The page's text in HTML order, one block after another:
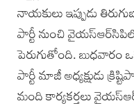
నాయకులు ఇప్పుడు
పార్టీ నుంచి
పెరుగుతోంది. బుధవారం
పార్టీ మాజీ అధ్యక్షుడు
మంది కార్యకర్తలు